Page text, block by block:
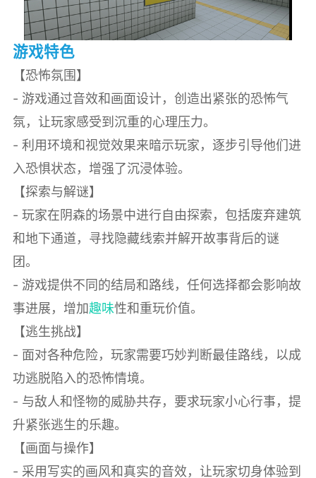
游戏特色
【恐怖氛围】
- 游戏通过音效和画面设计，创造出紧张的恐怖气
氛，让玩家感受到沉重的心理压力。
- 利用环境和视觉效果来暗示玩家，逐步引导他们进
入恐惧状态，增强了沉浸体验。
【探索与解谜】
- 玩家在阴森的场景中进行自由探索，包括废弃建筑
和地下通道，寻找隐藏线索并解开故事背后的谜
团。
- 游戏提供不同的结局和路线，任何选择都会影响故
事进展，增加趣味性和重玩价值。
【逃生挑战】
- 面对各种危险，玩家需要巧妙判断最佳路线，以成
功逃脱陷入的恐怖情境。
- 与敌人和怪物的威胁共存，要求玩家小心行事，提
升紧张逃生的乐趣。
【画面与操作】
- 采用写实的画风和真实的音效，让玩家切身体验到